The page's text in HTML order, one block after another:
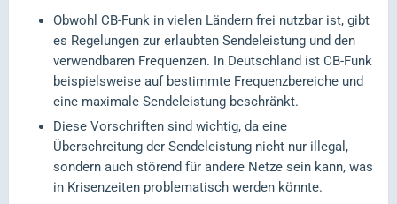
Obwohl CB-Funk in vielen Ländern frei nutzbar ist, gibt
es Regelungen zur erlaubten Sendeleistung und den
verwendbaren Frequenzen. In Deutschland ist CB-Funk
beispielsweise auf bestimmte Frequenzbereiche und
eine maximale Sendeleistung beschränkt.
Diese Vorschriften sind wichtig, da eine
Überschreitung der Sendeleistung nicht nur illegal,
sondern auch störend für andere Netze sein kann, was
in Krisenzeiten problematisch werden könnte.